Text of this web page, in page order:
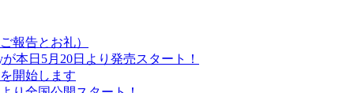
報告とお礼）
本日5月20日より発売スタート！
開始します